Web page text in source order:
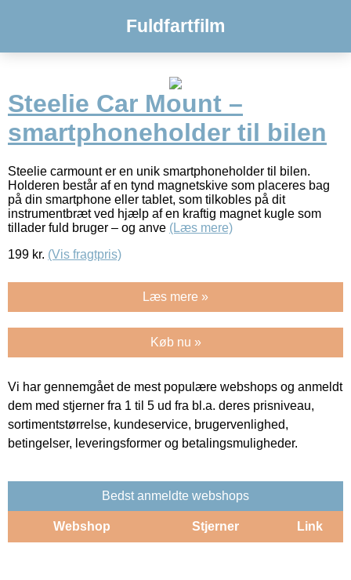
Fuldfartfilm
Steelie Car Mount –
smartphoneholder til bilen
Steelie carmount er en unik smartphoneholder til bilen.
Holderen består af en tynd magnetskive som placeres bag
på din smartphone eller tablet, som tilkobles på dit
instrumentbræt ved hjælp af en kraftig magnet kugle som
tillader fuld bruger – og anve (Læs mere)
199 kr. (Vis fragtpris)
Læs mere »
Køb nu »
Vi har gennemgået de mest populære webshops og anmeldt
dem med stjerner fra 1 til 5 ud fra bl.a. deres prisniveau,
sortimentstørrelse, kundeservice, brugervenlighed,
betingelser, leveringsformer og betalingsmuligheder.
Bedst anmeldte webshops
Webshop Stjerner Link